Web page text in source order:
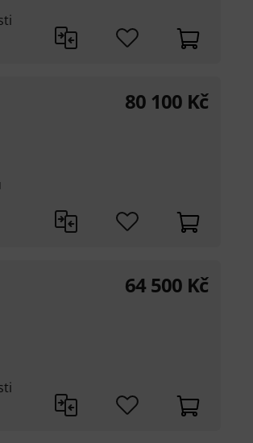
80 100 Kč
64 500 Kč